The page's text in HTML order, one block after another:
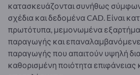
κατασκευάζονται συνήθως
σχέδια και δεδομένα CAD. Είναι
πρωτότυπα, μεμονωμένα
παραγωγής και
παραγωγής που απαιτούν υψηλή
καθορισμένη ποιότητα επιφάνειας